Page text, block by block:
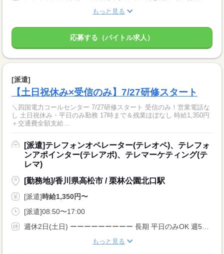
もっと見る
応募する（バイトル求人）
[派遣]
【土日祝休み×受信のみ】7/27研修スタート
＼四国電力コールセンター 7/27研修スタート 受信のみ！営業電話な
し 土日祝休み・平日のみ勤務 17時まで＆残業ほぼなし 時給1,350円
＋交通費全額支給...
[派遣]テレフォンオペレーター(テレオペ)、テレフォ
ンアポインター(テレアポ)、テレマーケティング(テ
レマ)
[勤務地]/香川県高松市 / 栗林公園北口駅
[派遣]時給1,350円〜
[派遣]08:50〜17:00
もっと見る